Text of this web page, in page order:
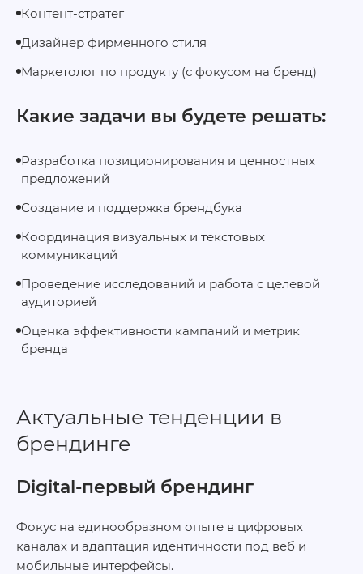
Контент‑стратег
Дизайнер фирменного стиля
Маркетолог по продукту (с фокусом на бренд)
Какие задачи вы будете решать:
Разработка позиционирования и ценностных
предложений
Создание и поддержка брендбука
Координация визуальных и текстовых
коммуникаций
Проведение исследований и работа с целевой
аудиторией
Оценка эффективности кампаний и метрик
бренда
Актуальные тенденции в
брендинге
Digital‑первый брендинг
Фокус на единообразном опыте в цифровых
каналах и адаптация идентичности под веб и
мобильные интерфейсы.